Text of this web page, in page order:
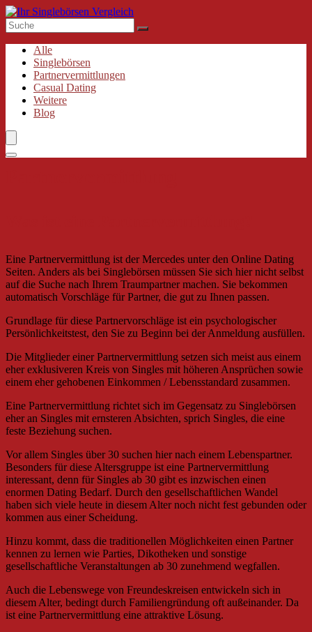
Alle
Singlebörsen
Partnervermittlungen
Casual Dating
Weitere
Blog
Eine Partnervermittlung ist der Mercedes unter den Online Dating
Seiten. Anders als bei Singlebörsen müssen Sie sich hier nicht selbst
auf die Suche nach Ihrem Traumpartner machen. Sie bekommen
automatisch Vorschläge für Partner, die gut zu Ihnen passen.
Grundlage für diese Partnervorschläge ist ein psychologischer
Persönlichkeitstest, den Sie zu Beginn bei der Anmeldung ausfüllen.
Die Mitglieder einer Partnervermittlung setzen sich meist aus einem
eher exklusiveren Kreis von Singles mit höheren Ansprüchen sowie
einem eher gehobenen Einkommen / Lebensstandard zusammen.
Eine Partnervermittlung richtet sich im Gegensatz zu Singlebörsen
eher an Singles mit ernsteren Absichten, sprich Singles, die eine
feste Beziehung suchen.
Vor allem Singles über 30 suchen hier nach einem Lebenspartner.
Besonders für diese Altersgruppe ist eine Partnervermittlung
interessant, denn für Singles ab 30 gibt es inzwischen einen
enormen Dating Bedarf. Durch den gesellschaftlichen Wandel
haben sich viele heute in diesem Alter noch nicht fest gebunden oder
kommen aus einer Scheidung.
Hinzu kommt, dass die traditionellen Möglichkeiten einen Partner
kennen zu lernen wie Parties, Dikotheken und sonstige
gesellschaftliche Veranstaltungen ab 30 zunehmend wegfallen.
Auch die Lebenswege von Freundeskreisen entwickeln sich in
diesem Alter, bedingt durch Familiengründung oft außeinander. Da
ist eine Partnervermittlung eine attraktive Lösung.